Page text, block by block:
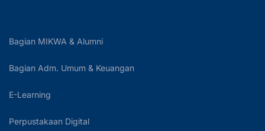
Bagian MIKWA & Alumni
Bagian Adm. Umum & Keuangan
E-Learning
Perpustakaan Digital